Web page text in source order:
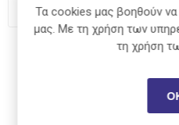
Τα cookies μας βοηθούν
μας. Με τη χρήση των
τη χρήση